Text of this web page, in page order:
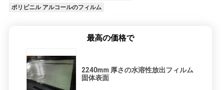
図
POLICY
ポリビニル アルコールのフィルム
最高の価格で
2240mm 厚さの水溶性放出フィルム
固体表面